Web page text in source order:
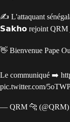
✍️ L'attaquant
𝗦𝗮𝗸𝗵𝗼 rejoint QRM
👋 Bienvenue Pape
Le communiqué ➡️
pic.twitter.com/
— QRM 🐆 (@QRM)